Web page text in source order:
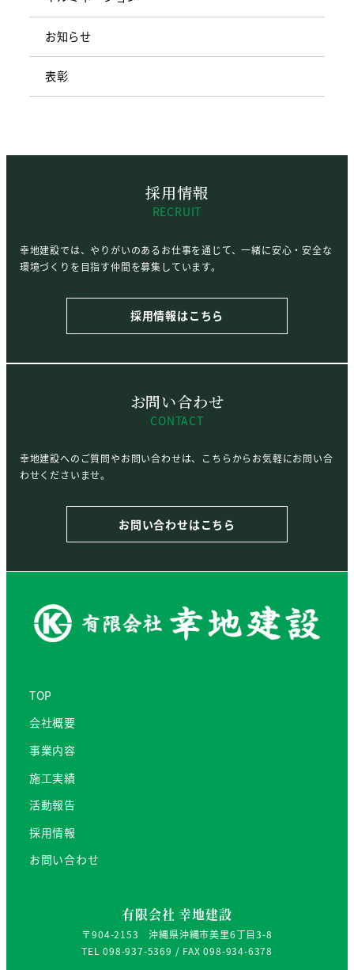
お知らせ
表彰
採用情報
RECRUIT
幸地建設では、やりがいのあるお仕事を通じて、一緒に安心・安全な
環境づくりを目指す仲間を募集しています。
採用情報はこちら
お問い合わせ
CONTACT
幸地建設へのご質問やお問い合わせは、こちらからお気軽にお問い合
わせくださいませ。
お問い合わせはこちら
TOP
会社概要
事業内容
施工実績
活動報告
採用情報
お問い合わせ
有限会社 幸地建設
〒904-2153 沖縄県沖縄市美里6丁目3-8
TEL 098-937-5369 / FAX 098-934-6378